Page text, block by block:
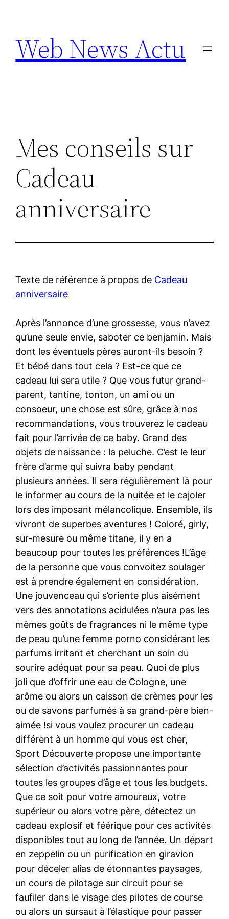
contenu
Web News Actu
Mes conseils sur
Cadeau
anniversaire
Texte de référence à propos de Cadeau
anniversaire
Après l’annonce d’une grossesse, vous n’avez
qu’une seule envie, saboter ce benjamin. Mais
dont les éventuels pères auront-ils besoin ?
Et bébé dans tout cela ? Est-ce que ce
cadeau lui sera utile ? Que vous futur grand-
parent, tantine, tonton, un ami ou un
consoeur, une chose est sûre, grâce à nos
recommandations, vous trouverez le cadeau
fait pour l’arrivée de ce baby. Grand des
objets de naissance : la peluche. C’est le leur
frère d’arme qui suivra baby pendant
plusieurs années. Il sera régulièrement là pour
le informer au cours de la nuitée et le cajoler
lors des imposant mélancolique. Ensemble, ils
vivront de superbes aventures ! Coloré, girly,
sur-mesure ou même titane, il y en a
beaucoup pour toutes les préférences !L’âge
de la personne que vous convoitez soulager
est à prendre également en considération.
Une jouvenceau qui s’oriente plus aisément
vers des annotations acidulées n’aura pas les
mêmes goûts de fragrances ni le même type
de peau qu’une femme porno considérant les
parfums irritant et cherchant un soin du
sourire adéquat pour sa peau. Quoi de plus
joli que d’offrir une eau de Cologne, une
arôme ou alors un caisson de crèmes pour les
ou de savons parfumés à sa grand-père bien-
aimée !si vous voulez procurer un cadeau
différent à un homme qui vous est cher,
Sport Découverte propose une importante
sélection d’activités passionnantes pour
toutes les groupes d’âge et tous les budgets.
Que ce soit pour votre amoureux, votre
supérieur ou alors votre père, détectez un
cadeau explosif et féérique pour ces activités
disponibles tout au long de l’année. Un départ
en zeppelin ou un purification en giravion
pour déceler alias de étonnantes paysages,
un cours de pilotage sur circuit pour se
faufiler dans le visage des pilotes de course
ou alors un sursaut à l’élastique pour passer